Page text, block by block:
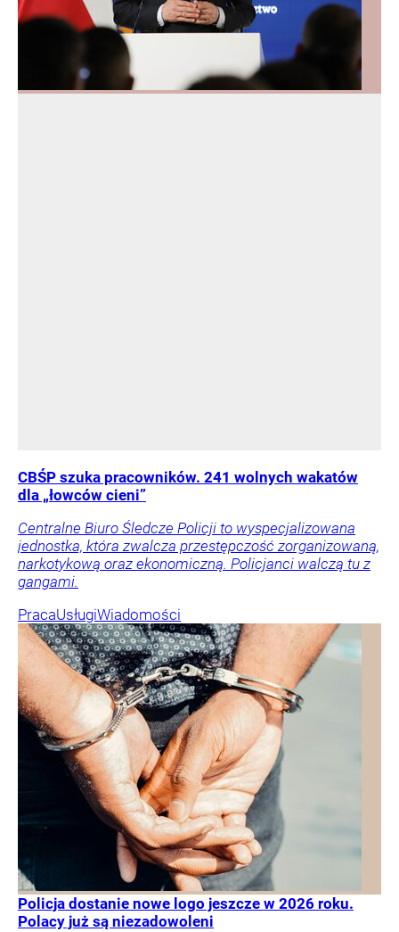
CBŚP szuka pracowników. 241 wolnych wakatów
dla „łowców cieni”
Centralne Biuro Śledcze Policji to wyspecjalizowana
jednostka, która zwalcza przestępczość zorganizowaną,
narkotykową oraz ekonomiczną. Policjanci walczą tu z
gangami.
PracaUsługiWiadomości
Policja dostanie nowe logo jeszcze w 2026 roku.
Polacy już są niezadowoleni